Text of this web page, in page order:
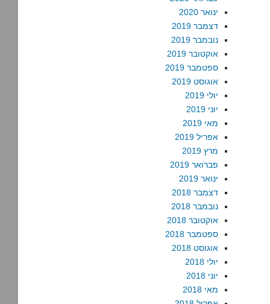
ינואר 2020
דצמבר 2019
נובמבר 2019
אוקטובר 2019
ספטמבר 2019
אוגוסט 2019
יולי 2019
יוני 2019
מאי 2019
אפריל 2019
מרץ 2019
פברואר 2019
ינואר 2019
דצמבר 2018
נובמבר 2018
אוקטובר 2018
ספטמבר 2018
אוגוסט 2018
יולי 2018
יוני 2018
מאי 2018